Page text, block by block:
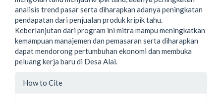
analisis trend pasar serta diharapkan adanya peningkatan
pendapatan dari penjualan produk kripik tahu.
Keberlanjutan dari program ini mitra mampu meningkatkan
kemampuan manajemen dan pemasaran serta diharapkan
dapat mendorong pertumbuhan ekonomi dan membuka
peluang kerja baru di Desa Alai.
Article
How to Cite